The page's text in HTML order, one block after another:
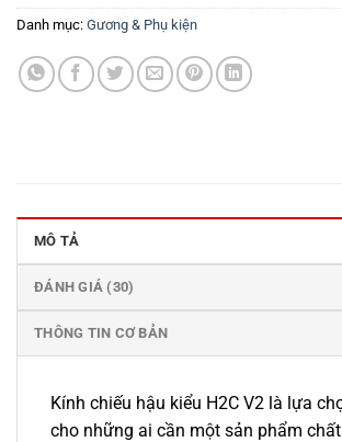
Danh mục: Gương & Phụ kiện
MÔ TẢ
ĐÁNH GIÁ (30)
THÔNG TIN CƠ BẢN
Kính chiếu hậu kiểu H2C V2 là lựa
cho những ai cần một sản phẩm